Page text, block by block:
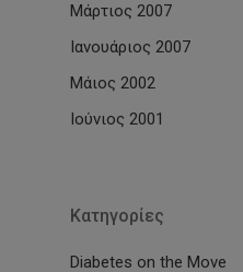
Μάρτιος 2007
Ιανουάριος 2007
Μάιος 2002
Ιούνιος 2001
Kατηγορίες
Diabetes on the Move